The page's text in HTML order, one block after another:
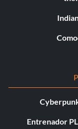
Entrenador